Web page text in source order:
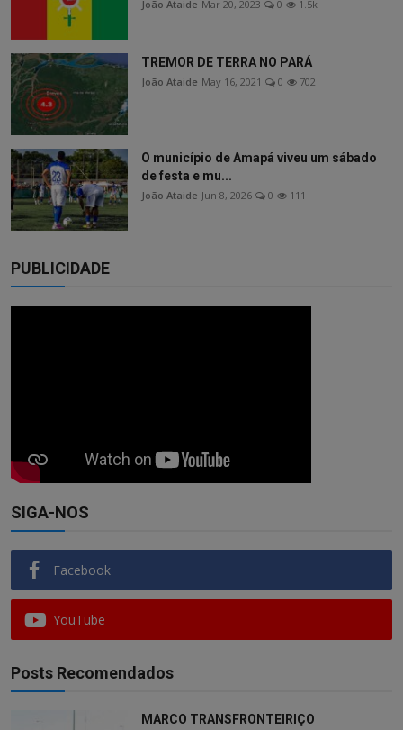
João Ataide Mar 20, 2023 0 1.5k
TREMOR DE TERRA NO PARÁ
João Ataide May 16, 2021 0 702
O município de Amapá viveu um sábado
de festa e mu...
João Ataide Jun 8, 2026 0 111
PUBLICIDADE
SIGA-NOS
Facebook
YouTube
Posts Recomendados
MARCO TRANSFRONTEIRIÇO